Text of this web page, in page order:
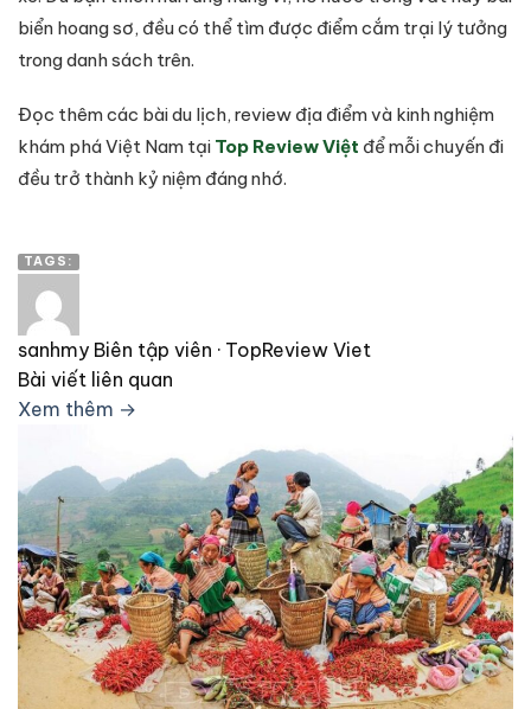
biển hoang sơ, đều có thể tìm được điểm cắm trại lý tưởng
trong danh sách trên.
Đọc thêm các bài du lịch, review địa điểm và kinh nghiệm
khám phá Việt Nam tại Top Review Việt để mỗi chuyến đi
đều trở thành kỷ niệm đáng nhớ.
TAGS:
sanhmy Biên tập viên · TopReview Viet
Bài viết liên quan
Xem thêm →